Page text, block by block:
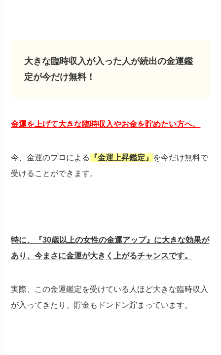
大きな臨時収入が入った人が続出の金運鑑
定が今だけ無料！
金運を上げて大きな臨時収入やお金を貯めたい方へ。
今、金運のプロによる 『金運上昇鑑定』 を今だけ無料で
受けることができます。
特に、『30歳以上の女性の金運アップ』に大きな効果が
あり、今まさに金運が大きく上がるチャンスです。
実際、この金運鑑定を受けている人ほど大きな臨時収入
が入ってきたり、貯金もドンドン貯まっています。